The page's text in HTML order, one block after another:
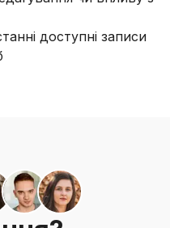
доступні записи